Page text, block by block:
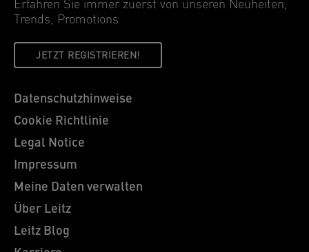
Erfahren Sie immer zuerst von unseren Neuheiten,
Trends, Promotions
JETZT REGISTRIEREN!
Datenschutzhinweise
Cookie Richtlinie
Legal Notice
Impressum
Meine Daten verwalten
Über Leitz
Leitz Blog